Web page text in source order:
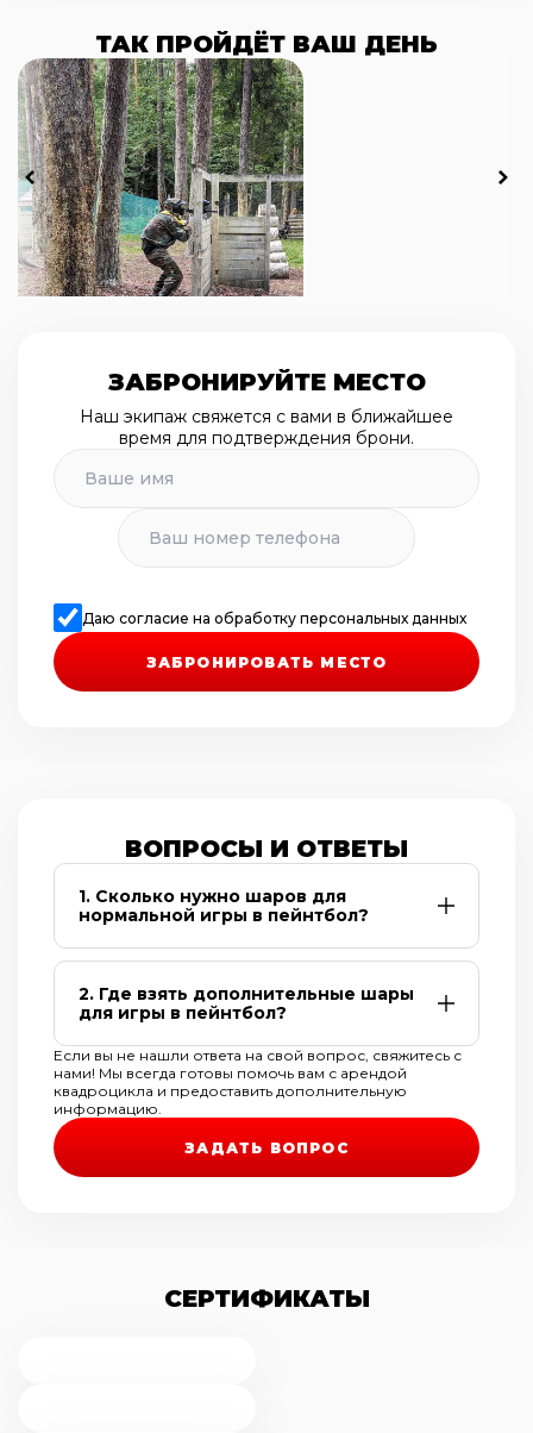
ТАК ПРОЙДЁТ ВАШ ДЕНЬ
ЗАБРОНИРУЙТЕ МЕСТО
Наш экипаж свяжется с вами в ближайшее
время для подтверждения брони.
ЗАБРОНИРОВАТЬ МЕСТО
Даю согласие на обработку персональных данных
ВОПРОСЫ И ОТВЕТЫ
1. Сколько нужно шаров для
нормальной игры в пейнтбол?
достаточно для полноценной игры в
пейнтбол 2-3 часа. По практике, если
отстрел пейнтбольных шаров достигает
день.
2. Где взять дополнительные шары
для игры в пейнтбол?
Дополнительные шары для игры в
пейнтбол всегда можно докупить на
месте, шары продаются коробкой (2000
шт)
Если вы не нашли ответа на свой вопрос, свяжитесь с
нами! Мы всегда готовы помочь вам с арендой
квадроцикла и предоставить дополнительную
информацию.
ЗАДАТЬ ВОПРОС
СЕРТИФИКАТЫ